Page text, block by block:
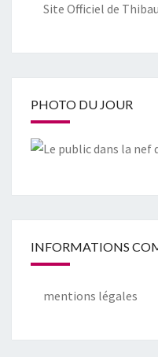
Site Officiel de
PHOTO DU JOUR
INFORMATIONS
mentions légales